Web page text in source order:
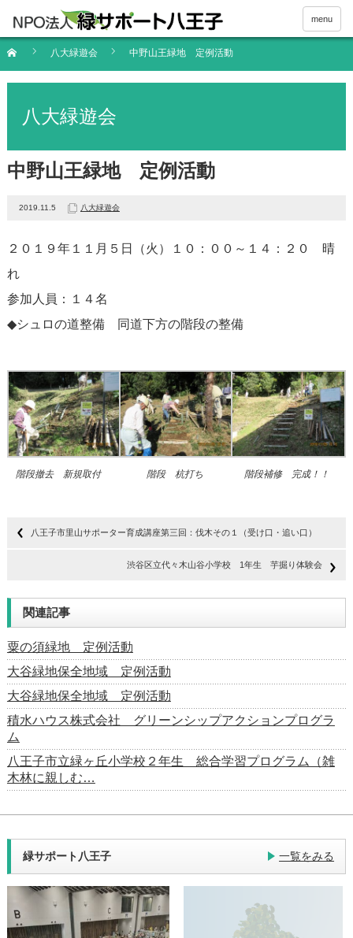
menu
八大緑遊会 中野山王緑地 定例活動
八大緑遊会
中野山王緑地 定例活動
2019.11.5 八大緑遊会
２０１９年１１月５日（火）１０：００～１４：２０ 晴
れ
参加人員：１４名
◆シュロの道整備 同道下方の階段の整備
階段撤去 新規取付 階段 杭打ち 階段補修 完成！！
八王子市里山サポーター育成講座第三回：伐木その１（受け口・追い口）
渋谷区立代々木山谷小学校 1年生 芋掘り体験会
関連記事
粟の須緑地 定例活動
大谷緑地保全地域 定例活動
大谷緑地保全地域 定例活動
積水ハウス株式会社 グリーンシップアクションプログラ
ム
八王子市立緑ヶ丘小学校２年生 総合学習プログラム（雑
木林に親しむ…
緑サポート八王子 一覧をみる